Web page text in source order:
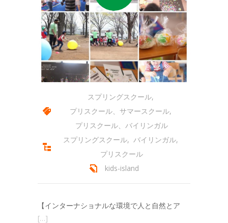
-- 会員専用ページ
コースの紹介
-- プリスクール
-- ミュージック＆ムーブメント
-- キンダークラス
-- アフタースクール
-- サマースクール
-- サマーキャンプ
スプリングスクール,
プリスクール、サマースクール,
プリスクール、バイリンガル
スプリングスクール, バイリンガル,
プリスクール
kids-island
【インターナショナルな環境で人と自然とア
[…]